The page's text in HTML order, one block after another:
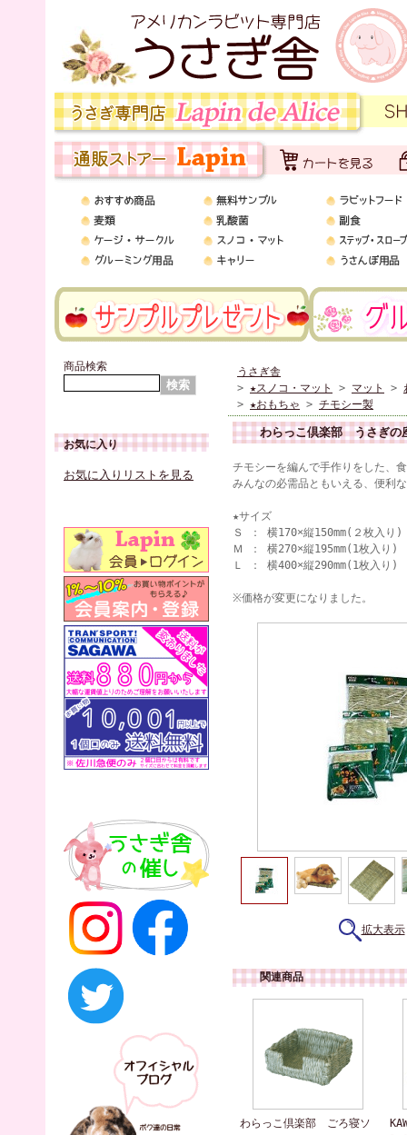
商品検索
お気に入り
お気に入りリストを見る
うさぎ舎
> ★スノコ・マット > マット >
> ★おもちゃ > チモシー製
わらっこ倶楽部 うさぎの
チモシーを編んで手作りをした、
みんなの必需品ともいえる、便利
★サイズ
Ｓ ： 横170×縦150mm(２枚入り)
Ｍ ： 横270×縦195mm(1枚入り)
Ｌ ： 横400×縦290mm(1枚入り)
※価格が変更になりました。
拡大表示
関連商品
わらっこ倶楽部 ごろ寝ソ